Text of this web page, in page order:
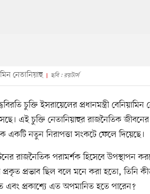
নেতানিয়াহু ছবি : রয়টার্স
চুক্তি ইসরায়েলের প্রধানমন্ত্রী
এই চুক্তি নেতানিয়াহুর রাজনৈতিক
একটি নতুন নিরাপত্তা সংকটে ফেলে দিয়েছে।
রাজনৈতিক পরামর্শক হিসেবে উপস্থাপন
প্রভাব ছিল বলে মনে করা হতো, তিনি
এবং প্রকাশ্যে এত অপমানিত হতে পারেন?